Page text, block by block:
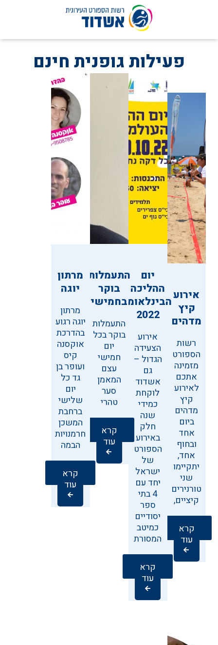
דלג
פעילות גופנית חינם
אירוע
קיץ
מדהים
רשות
הספורט
מזמינה
אתכם
לאירוע
קיץ
מדהים
ביום
אחד
ובחוף
אחד,
יתקיימו
שני
טורנירים
קיציים,
קרא
עוד
יום
ההליכה
הבינלאומי
2022
אירוע
הצעידה
הגדול –
גם
אשדוד
לוקחת
כמידי
שנה
חלק
באירוע
הספורט
של
ישראל
יחד עם
4 בתי
ספר
יסודיים
כמיטב
המסורת
קרא
עוד
התעמלות
בוקר
בחמישי
התעמלות
בוקר בכל
יום
חמישי
עצם
המאמן
סער
טהרי
קרא
עוד
מרתון
יוגה
מרתון
יוגה רגוע
בהדרכת
אוקסנה
קיס
ועופר בן
גד כל
יום
שלישי
ברחבת
המשכן
חרמנויות
הבמה
קרא
עוד